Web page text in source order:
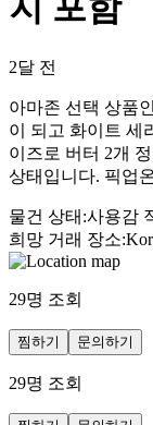
지 포함
2달 전
아마존 선택 상품
이 되고 화이트 세
이즈로 버터 2개
상태입니다. 픽업
물건 상태 :사용감
희망 거래 장소:
29명 조회
찜하기 문의하기
29명 조회